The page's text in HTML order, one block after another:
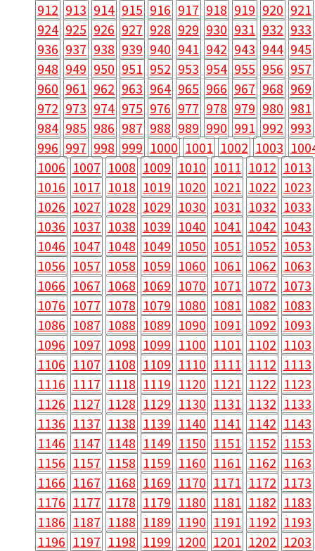
912 913 914 915 916 917 918 919 920 921
924 925 926 927 928 929 930 931 932 933
936 937 938 939 940 941 942 943 944 945
948 949 950 951 952 953 954 955 956 957
960 961 962 963 964 965 966 967 968 969
972 973 974 975 976 977 978 979 980 981
984 985 986 987 988 989 990 991 992 993
996 997 998 999 1000 1001 1002 1003
1006 1007 1008 1009 1010 1011 1012 1013
1016 1017 1018 1019 1020 1021 1022 1023
1026 1027 1028 1029 1030 1031 1032 1033
1036 1037 1038 1039 1040 1041 1042 1043
1046 1047 1048 1049 1050 1051 1052 1053
1056 1057 1058 1059 1060 1061 1062 1063
1066 1067 1068 1069 1070 1071 1072 1073
1076 1077 1078 1079 1080 1081 1082 1083
1086 1087 1088 1089 1090 1091 1092 1093
1096 1097 1098 1099 1100 1101 1102 1103
1106 1107 1108 1109 1110 1111 1112 1113
1116 1117 1118 1119 1120 1121 1122 1123
1126 1127 1128 1129 1130 1131 1132 1133
1136 1137 1138 1139 1140 1141 1142 1143
1146 1147 1148 1149 1150 1151 1152 1153
1156 1157 1158 1159 1160 1161 1162 1163
1166 1167 1168 1169 1170 1171 1172 1173
1176 1177 1178 1179 1180 1181 1182 1183
1186 1187 1188 1189 1190 1191 1192 1193
1196 1197 1198 1199 1200 1201 1202 1203